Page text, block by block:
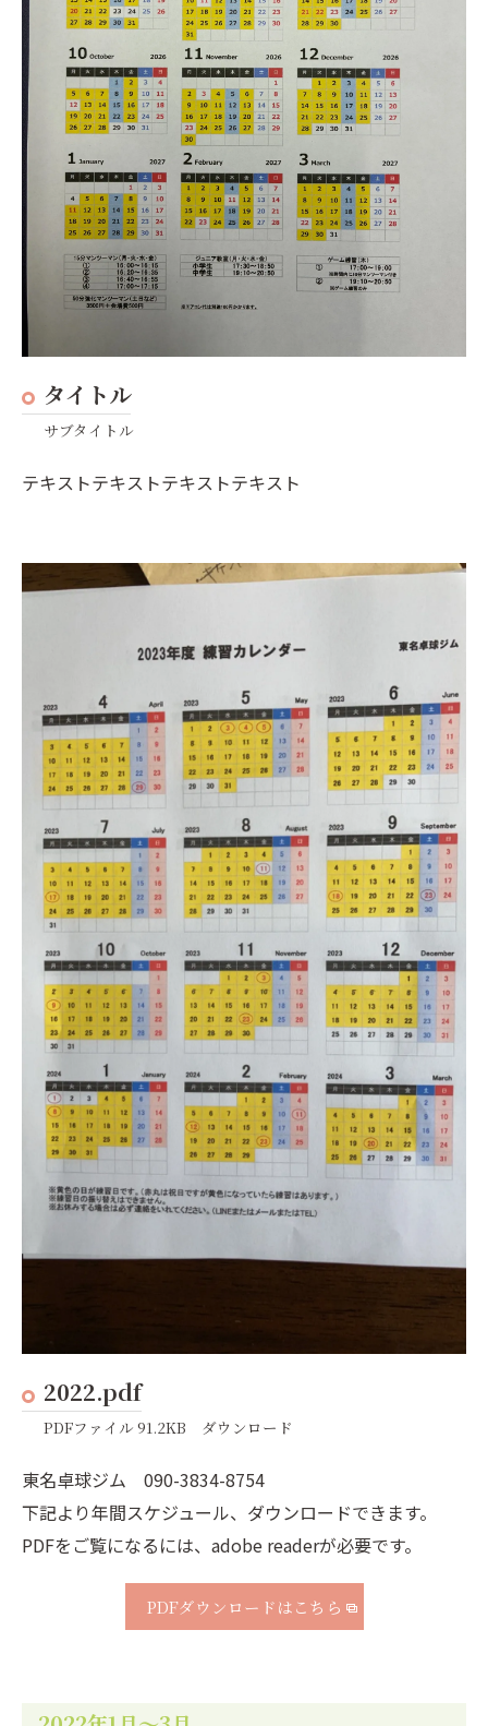
タイトル
サブタイトル
テキストテキストテキストテキスト
2022.pdf
PDFファイル 91.2KB ダウンロード
東名卓球ジム 090-3834-8754
下記より年間スケジュール、ダウンロードできます。
PDFをご覧になるには、adobe readerが必要です。
PDFダウンロードはこちら